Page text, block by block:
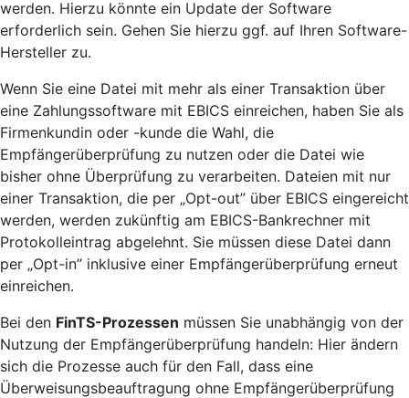
werden. Hierzu könnte ein Update der Software
erforderlich sein. Gehen Sie hierzu ggf. auf Ihren Software-
Hersteller zu.
Wenn Sie eine Datei mit mehr als einer Transaktion über
eine Zahlungssoftware mit EBICS einreichen, haben Sie als
Firmenkundin oder -kunde die Wahl, die
Empfängerüberprüfung zu nutzen oder die Datei wie
bisher ohne Überprüfung zu verarbeiten. Dateien mit nur
einer Transaktion, die per „Opt-out” über EBICS eingereicht
werden, werden zukünftig am EBICS-Bankrechner mit
Protokolleintrag abgelehnt. Sie müssen diese Datei dann
per „Opt-in” inklusive einer Empfängerüberprüfung erneut
einreichen.
Bei den FinTS-Prozessen müssen Sie unabhängig von der
Nutzung der Empfängerüberprüfung handeln: Hier ändern
sich die Prozesse auch für den Fall, dass eine
Überweisungsbeauftragung ohne Empfängerüberprüfung